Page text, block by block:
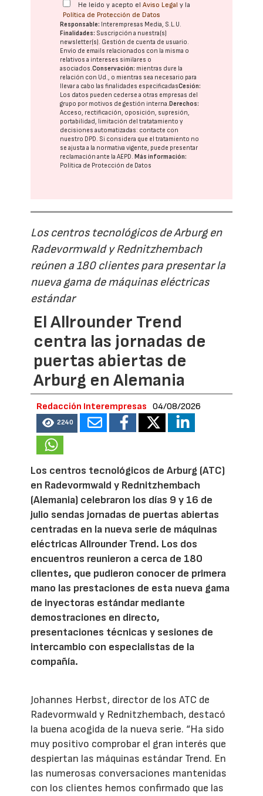
He leído y acepto elAviso Legal y la
Política de Protección de Datos
Responsable: Interempresas Media, S.L.U.
Finalidades: Suscripción a nuestra(s)
newsletter(s). Gestión de cuenta de usuario.
Envío de emails relacionados con la misma o
relativos a intereses similares o
asociados.Conservación: mientras dure la
relación con Ud., o mientras sea necesario para
llevar a cabo las finalidades especificadasCesión:
Los datos pueden cederse a otras empresas del
grupo por motivos de gestión interna.Derechos:
Acceso, rectificación, oposición, supresión,
portabilidad, limitación del tratatamiento y
decisiones automatizadas: contacte con
nuestro DPD. Si considera que el tratamiento no
se ajusta a la normativa vigente, puede presentar
reclamación ante laAEPD.Más información:
Política de Protección de Datos
Los centros tecnológicos de Arburg en
Radevormwald y Rednitzhembach
reúnen a 180 clientes para presentar la
nueva gama de máquinas eléctricas
estándar
El Allrounder Trend
centra las jornadas de
puertas abiertas de
Arburg en Alemania
Redacción Interempresas 04/08/2026
2240
Los centros tecnológicos de Arburg (ATC)
en Radevormwald y Rednitzhembach
(Alemania) celebraron los días 9 y 16 de
julio sendas jornadas de puertas abiertas
centradas en la nueva serie de máquinas
eléctricas Allrounder Trend. Los dos
encuentros reunieron a cerca de 180
clientes, que pudieron conocer de primera
mano las prestaciones de esta nueva gama
de inyectoras estándar mediante
demostraciones en directo,
presentaciones técnicas y sesiones de
intercambio con especialistas de la
compañía.
Johannes Herbst, director de los ATC de
Radevormwald y Rednitzhembach, destacó
la buena acogida de la nueva serie. “Ha sido
muy positivo comprobar el gran interés que
despiertan las máquinas estándar Trend. En
las numerosas conversaciones mantenidas
con los clientes hemos confirmado que las